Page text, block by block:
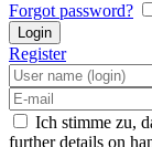
Forgot password?
Register
Ich stimme zu,
further details on